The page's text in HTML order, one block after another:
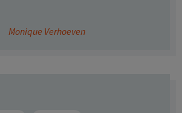
Monique Verhoeven